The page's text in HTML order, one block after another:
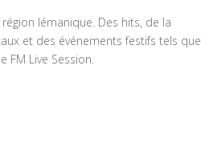
lémanique. Des hits, de la
et des événements festifs tels que
FM Live Session.